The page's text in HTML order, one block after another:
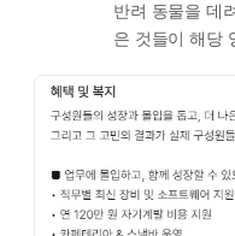
반려 동물을 데
은 것들이 해당